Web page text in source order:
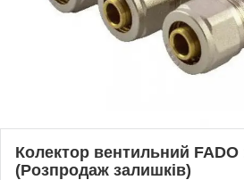
Колектор вентильний
(Розпродаж залишків)